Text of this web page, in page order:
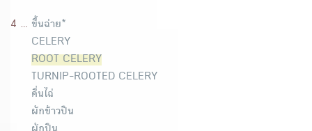
4 ... ขึ้นฉ่าย*
CELERY
ROOT CELERY
TURNIP-ROOTED CELERY
คื่นไฉ่
ผักข้าวปืน